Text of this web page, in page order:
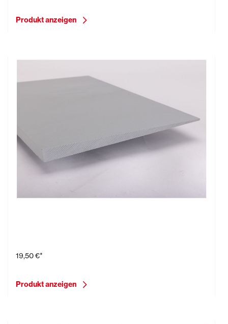
Produkt anzeigen
19,50 €*
Produkt anzeigen